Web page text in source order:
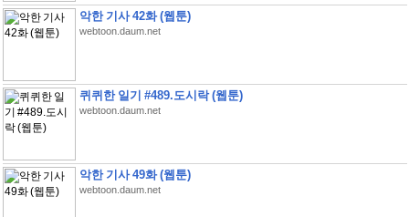
악한 기사 42화 (웹툰)
webtoon.daum.net
퀴퀴한 일기 #489.도시락 (웹툰)
webtoon.daum.net
악한 기사 49화 (웹툰)
webtoon.daum.net